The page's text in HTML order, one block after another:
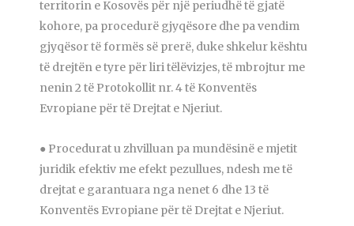
territorin e Kosovës për një periudhë të gjatë
kohore, pa procedurë gjyqësore dhe pa vendim
gjyqësor të formës së prerë, duke shkelur kështu
të drejtën e tyre për liri tëlëvizjes, të mbrojtur me
nenin 2 të Protokollit nr. 4 të Konventës
Evropiane për të Drejtat e Njeriut.
● Procedurat u zhvilluan pa mundësinë e mjetit
juridik efektiv me efekt pezullues, ndesh me të
drejtat e garantuara nga nenet 6 dhe 13 të
Konventës Evropiane për të Drejtat e Njeriut.